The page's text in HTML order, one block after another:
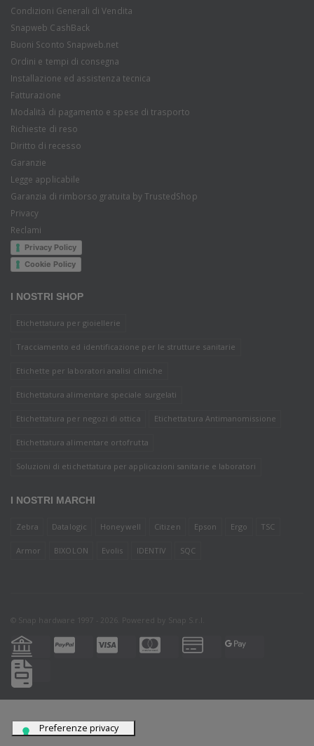
Condizioni Generali di Vendita
Snapweb CashBack
Buoni Sconto Snapweb.net
Ordini e tempi di consegna
Installazione ed assistenza tecnica
Fatturazione
Modalità di pagamento e spese di trasporto
Richieste di reso
Diritto di recesso
Garanzie
Legge applicabile
Garanzia di rimborso gratuita by TrustedShop
Privacy
Reclami
Privacy Policy
Cookie Policy
I NOSTRI SHOP
Etichettatura per gioiellerie
Tracciamento ed identificazione per le strutture sanitarie
Etichette per laboratori analisi cliniche
Etichettatura alimentare speciale surgelati
Etichettatura per negozi di ottica Etichettatura Antimanomissione
Etichettatura alimentare ortofrutta
Soluzioni di etichettatura per applicazioni sanitarie e laboratori
I NOSTRI MARCHI
Zebra Datalogic Honeywell Citizen Epson Ergo TSC
Armor BIXOLON Evolis IDENTIV SQC
© Snap hardware 1997 - 2026. Powered by Snap S.r.l.